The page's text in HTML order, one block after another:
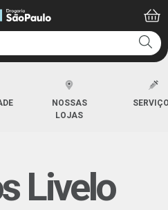
NOSSAS
LOJAS
Livelo